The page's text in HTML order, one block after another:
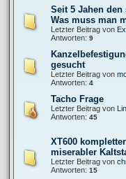
Seit 5 Jahen den
Was muss man
Letzter Beitrag von
Antworten: 9
gesucht
Letzter Beitrag von
Antworten: 4
Tacho Frage
Letzter Beitrag von
Antworten: 45
XT600
miserabler
Letzter Beitrag von
Antworten: 15